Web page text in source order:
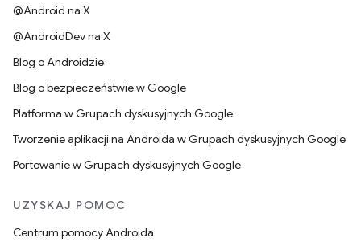
@Android na X
@AndroidDev na X
Blog o Androidzie
Blog o bezpieczeństwie w Google
Platforma w Grupach dyskusyjnych Google
Tworzenie aplikacji na Androida w Grupach dyskusyjnych Google
Portowanie w Grupach dyskusyjnych Google
UZYSKAJ POMOC
Centrum pomocy Androida